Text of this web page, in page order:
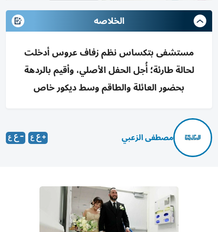
الخلاصه
مستشفى بتكساس نظم زفاف عروس أدخلت
لحالة طارئة؛ أُجل الحفل الأصلي، وأقيم بالردهة
بحضور العائلة والطاقم وسط ديكور خاص
مصطفى الزعبي